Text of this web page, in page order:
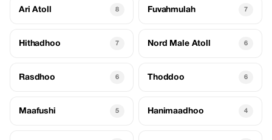
Ari Atoll 8 Fuvahmulah 7
Hithadhoo 7 Nord Male Atoll 6
Rasdhoo 6 Thoddoo 6
Maafushi 5 Hanimaadhoo 4